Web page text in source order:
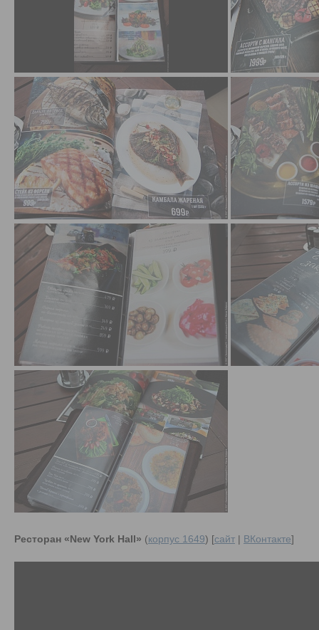
Ресторан «New York Hall» (корпус 1649) [сайт | ВКонтакте]